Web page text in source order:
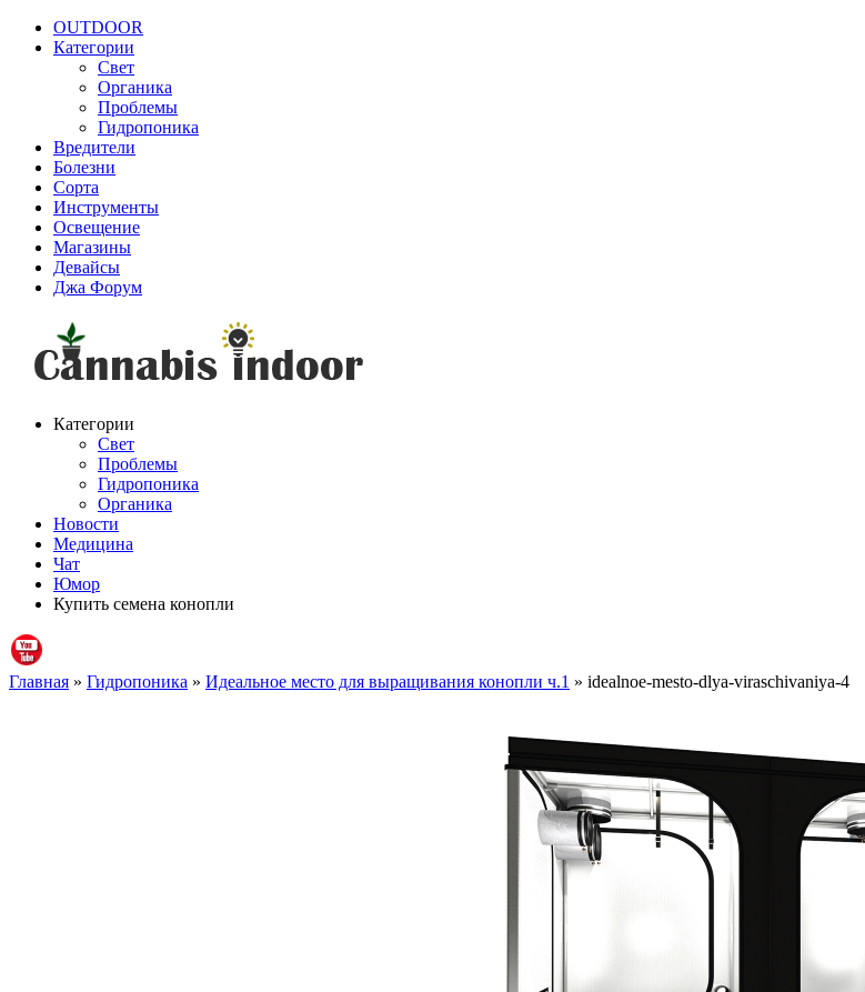
OUTDOOR
Категории
Свет
Органика
Проблемы
Гидропоника
Вредители
Болезни
Сорта
Инструменты
Освещение
Магазины
Девайсы
Джа Форум
Категории
Свет
Проблемы
Гидропоника
Органика
Новости
Медицина
Чат
Юмор
Купить семена конопли
Главная » Гидропоника » Идеальное место для выращивания конопли ч.1 » idealnoe-mesto-dlya-viraschivaniya-4